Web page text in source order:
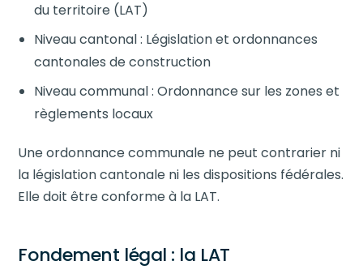
du territoire (LAT)
Niveau cantonal : Législation et ordonnances
cantonales de construction
Niveau communal : Ordonnance sur les zones et
règlements locaux
Une ordonnance communale ne peut contrarier ni
la législation cantonale ni les dispositions fédérales.
Elle doit être conforme à la LAT.
Fondement légal : la LAT